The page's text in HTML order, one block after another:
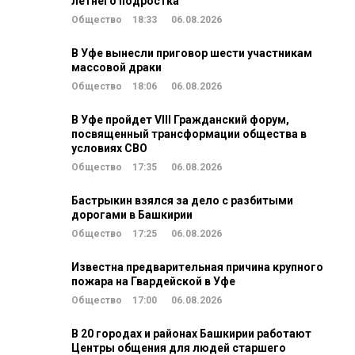
Общество 18:33 06.08.2026
В Уфе вынесли приговор шести участникам
массовой драки
Общество 18:06 06.08.2026
В Уфе пройдет VIII Гражданский форум,
посвященный трансформации общества в
условиях СВО
Общество 17:35 06.08.2026
Бастрыкин взялся за дело с разбитыми
дорогами в Башкирии
Общество 17:25 06.08.2026
Известна предварительная причина крупного
пожара на Гвардейской в Уфе
Общество 17:00 06.08.2026
В 20 городах и районах Башкирии работают
Центры общения для людей старшего